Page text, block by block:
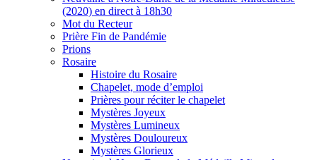
(2020) en direct à 18h30
Mot du Recteur
Prière Fin de Pandémie
Prions
Rosaire
Histoire du Rosaire
Chapelet, mode d’emploi
Prières pour réciter le chapelet
Mystères Joyeux
Mystères Lumineux
Mystères Douloureux
Mystères Glorieux